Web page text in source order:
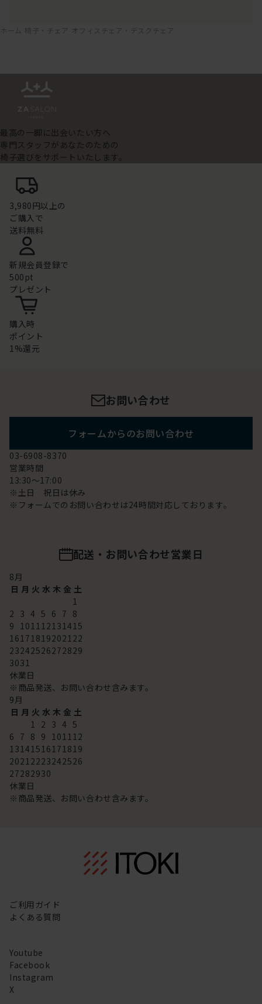
ホーム 椅子・チェア オフィスチェア・デスクチェア
最高の一脚に出会いたい方へ
専門スタッフがあなたのための
椅子選びをサポートいたします。
3,980円以上の
ご購入で
送料無料
新規会員登録で
500pt
プレゼント
購入時
ポイント
1%還元
お問い合わせ
フォームからのお問い合わせ
03-6908-8370
営業時間
13:30～17:00
※土日 祝日は休み
※フォームでのお問い合わせは24時間対応しております。
配送・お問い合わせ営業日
8月
日 月 火 水 木 金 土
1
2 3 4 5 6 7 8
9 101112131415
16171819202122
23242526272829
3031
休業日
※商品発送、お問い合わせ含みます。
9月
日 月 火 水 木 金 土
1 2 3 4 5
6 7 8 9 101112
13141516171819
20212223242526
27282930
休業日
※商品発送、お問い合わせ含みます。
ご利用ガイド
よくある質問
Youtube
Facebook
Instagram
X